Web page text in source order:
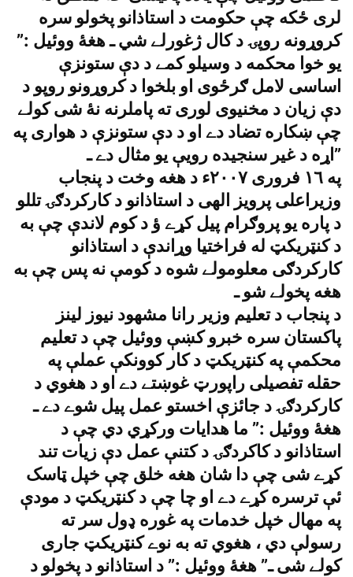
لرى ځکه چې حکومت د استاذانو پخولو سره
کروړونه روپۍ د کال ژغورلے شي ـ هغۀ ووئيل :”
يو خوا محکمه د وسيلو کمے د دې ستونزې
اساسى لامل ګرځوى او بلخوا د کروړونو روپو د
دې زيان د مخنيوى لورى ته پاملرنه نۀ شى کولے
چې ښکاره تضاد دے او د دې ستونزې د هوارى په
اړه د غير سنجيده رويې يو مثال دے ـ”
په ١٦ فرورى ٢٠٠٧ء د هغه وخت د پنجاب
وزيراعلى پرويز الهى د استاذانو د کارکردګۍ تللو
د پاره يو پروګرام پيل کړے ؤ د کوم لاندې چې به
د کنټريکټ له فراختيا وړاندې د استاذانو
کارکردګى معلومولے شوه د کومې نه پس چې به
هغه پخولے شو ـ
د پنجاب د تعليم وزير رانا مشهود نيوز لينز
پاکستان سره خبرو کښې ووئيل چې د تعليم
محکمې په کنټريکټ د کار کوونکې عملې په
حقله تفصيلى راپورټ غوښتے دے او د هغوي د
کارکردګۍ د جائزې اخستو عمل پيل شوے دے ـ
هغۀ ووئيل :” ما هدايات ورکړي دي چې د
استاذانو د کاکردګۍ د کتنې عمل دې زيات تند
کړے شى چې دا شان هغه خلق چې خپل ټاسک
ئې ترسره کړے دے او چا چې د کنټريکټ د مودې
په مهال خپل خدمات په غوره ډول سر ته
رسولې دي ، هغوي ته به نوے کنټريکټ جارى
کولے شى ـ” هغۀ ووئيل :” د استاذانو د پخولو د